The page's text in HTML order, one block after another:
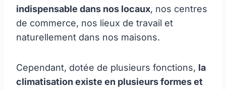
indispensable dans nos locaux, nos centres
de commerce, nos lieux de travail et
naturellement dans nos maisons.
Cependant, dotée de plusieurs fonctions, la
climatisation existe en plusieurs formes et